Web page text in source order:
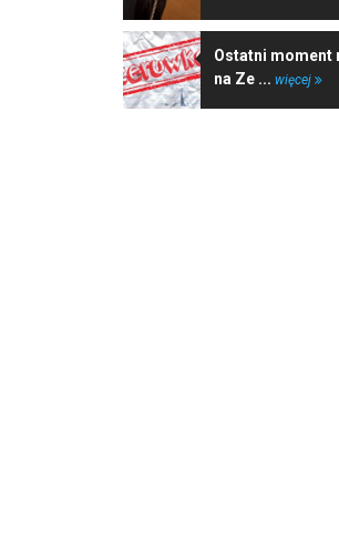
Ostatni moment
na Ze ... więcej